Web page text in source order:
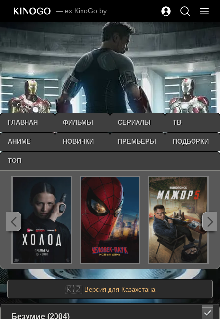
— ex KinoGo.by
🇰🇿 Версия для Казахстана
Безумие (2004)
ГЛАВНАЯ ФИЛЬМЫ СЕРИАЛЫ ТВ
АНИМЕ НОВИНКИ ПРЕМЬЕРЫ ПОДБОРКИ
ТОП